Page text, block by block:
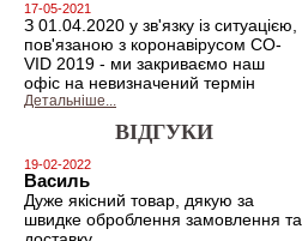
17-05-2021
З 01.04.2020 у зв'язку із ситуацією,
пов'язаною з коронавірусом CO-
VID 2019 - ми закриваємо наш
офіс на невизначений термін
Детальніше...
ВІДГУКИ
19-02-2022
Василь
Дуже якісний товар, дякую за
швидке оброблення замовлення та